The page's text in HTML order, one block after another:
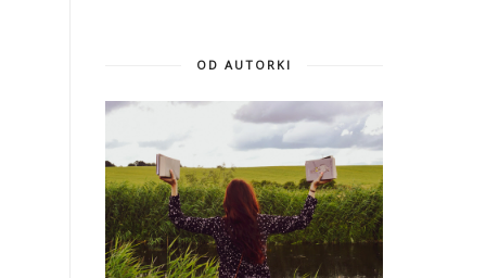
OD AUTORKI